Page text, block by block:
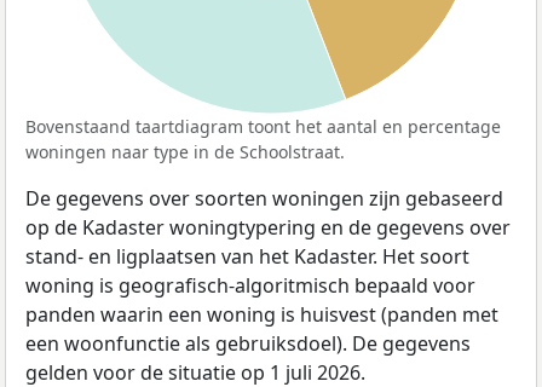
Bovenstaand taartdiagram toont het aantal en percentage
woningen naar type in de Schoolstraat.
De gegevens over soorten woningen zijn gebaseerd
op de Kadaster woningtypering en de gegevens over
stand- en ligplaatsen van het Kadaster. Het soort
woning is geografisch-algoritmisch bepaald voor
panden waarin een woning is huisvest (panden met
een woonfunctie als gebruiksdoel). De gegevens
gelden voor de situatie op 1 juli 2026.